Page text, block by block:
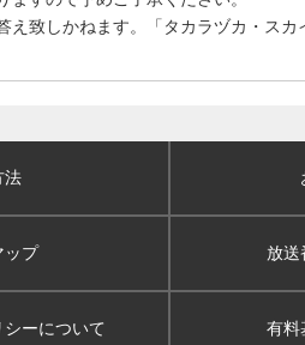
致しかねます。「タカラヅカ・スカ
法
ップ 放送
シーについて 有料